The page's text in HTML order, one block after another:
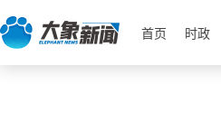
首页 时政